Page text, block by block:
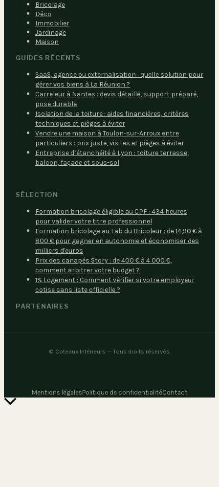
Bricolage
Déco
Immobilier
Jardinage
Maison
GUIDES RÉCENTS
SaaS, agence ou externalisation : quelle solution pour
gérer vos biens à La Réunion ?
Carreleur à Nantes : devis détaillé, support préparé,
pose durable
Isolation de la toiture : aides financières, critères
techniques et pièges à éviter
Vendre une maison à Toulon-sur-Arroux entre
particuliers : prix juste, visites et pièges à éviter
Entreprise d’étanchéité à Lyon : toiture terrasse,
balcon, façade et sous-sol
SÉLECTION
Formation bricolage éligible au CPF : 434 heures
pour valider votre titre professionnel
Formation bricolage au Lab du Bricoleur : de 14,90 € à
800 € pour gagner en autonomie et économiser des
milliers d'euros
Prix des canapés Story : de 400 € à 4 000 €,
comment arbitrer votre budget ?
1% Logement : Comment vérifier si votre employeur
cotise sans liste officielle ?
PARTENAIRES
© Coteaux Intérieurs — Tous droits réservés.
Mentions légalesPolitique de confidentialitéContact